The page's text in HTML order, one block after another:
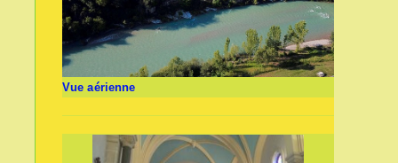
Vue aérienne